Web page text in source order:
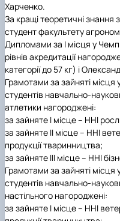
Харченко.
За кращі теоретичні
студент факультету
Дипломами за І місця у
рівнів акредитації
категорії до 57 кг) і
Грамотами за зайняті місця
студентів навчально-
атлетики нагороджені:
за зайняте І місце – ННІ
за зайняте ІІ місце – ННІ
продукції тваринництва;
за зайняте ІІІ місце – ННІ
Грамотами за зайняті місця
студентів навчально-
настільного нагороджені:
за зайняте І місце – ННІ